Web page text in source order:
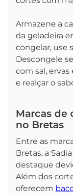
Armazene a
da geladeira
congelar, use
Descongele
com sal, ervas
e realçar o
Marcas de
no Bretas
Entre as
Bretas, a
destaque
Além dos
oferecem